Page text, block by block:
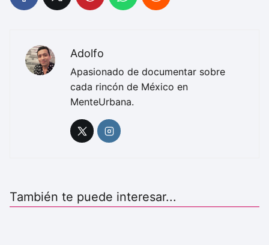
Adolfo
Apasionado de documentar sobre
cada rincón de México en
MenteUrbana.
También te puede interesar...